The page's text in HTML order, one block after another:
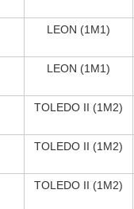
LEON (1M1)
LEON (1M1)
TOLEDO II (1M2)
TOLEDO II (1M2)
TOLEDO II (1M2)